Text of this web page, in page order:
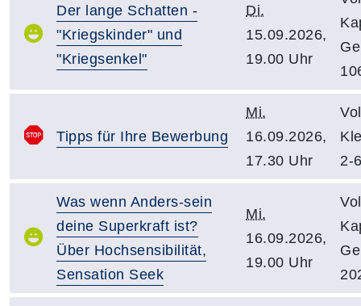
Der lange Schatten -
"Kriegskinder" und
"Kriegsenkel"
Di.
15.09.2026,
19.00 Uhr
Tipps für Ihre Bewerbung
Mi.
16.09.2026,
17.30 Uhr
2-
Was wenn Anders-sein
deine Superkraft ist?
Über Hochsensibilität,
Sensation Seek
Mi.
16.09.2026,
19.00 Uhr